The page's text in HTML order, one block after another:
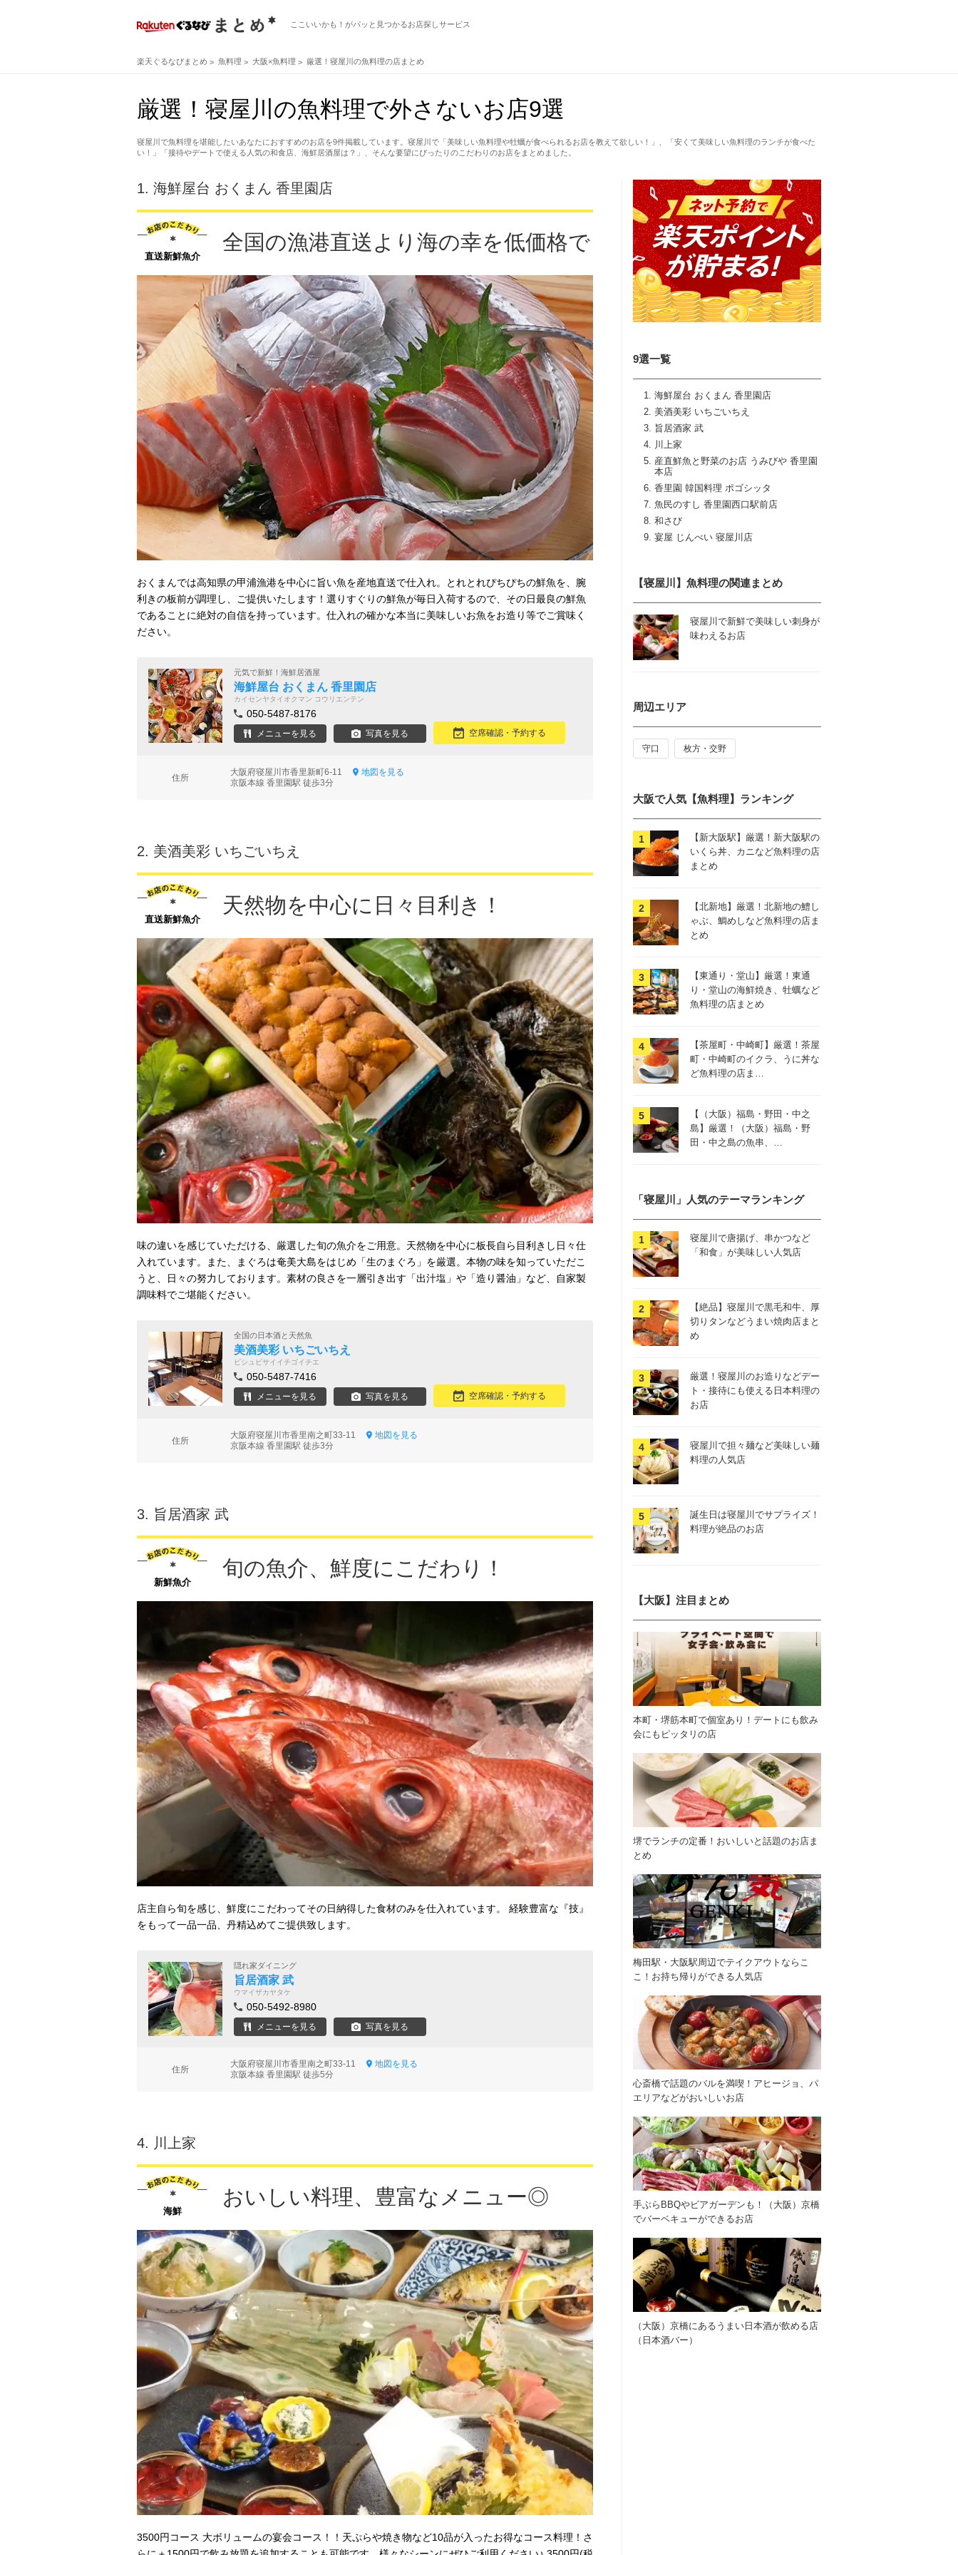
ここいいかも！がパッと見つかるお店探しサービス
楽天ぐるなびまとめ 魚料理 大阪×魚料理 厳選！寝屋川の魚料理の店まとめ
厳選！寝屋川の魚料理で外さないお店9選
寝屋川で魚料理を堪能したいあなたにおすすめのお店を9件掲載しています。寝屋川で「美味しい魚料理や牡蠣が食べられるお店を教えて欲しい！」、「安くて美味しい魚料理のランチが食べた
い！」「接待やデートで使える人気の和食店、海鮮居酒屋は？」、そんな要望にぴったりのこだわりのお店をまとめました。
9選一覧
海鮮屋台 おくまん 香里園店
美酒美彩 いちごいちえ
旨居酒家 武
川上家
産直鮮魚と野菜のお店 うみびや 香里園
本店
香里園 韓国料理 ポゴシッタ
魚民のすし 香里園西口駅前店
和さび
宴屋 じんべい 寝屋川店
1. 海鮮屋台 おくまん 香里園店
直送新鮮魚介
全国の漁港直送より海の幸を低価格で
おくまんでは高知県の甲浦漁港を中心に旨い魚を産地直送で仕入れ。とれとれぴちぴちの鮮魚を、腕
利きの板前が調理し、ご提供いたします！選りすぐりの鮮魚が毎日入荷するので、その日最良の鮮魚
であることに絶対の自信を持っています。仕入れの確かな本当に美味しいお魚をお造り等でご賞味く
ださい。
元気で新鮮！海鮮居酒屋
海鮮屋台 おくまん 香里園店
カイセンヤタイオクマン コウリエンテン
050-5487-8176
メニューを見る 写真を見る 空席確認・予約する
住所
大阪府寝屋川市香里新町6-11
地図を見る
京阪本線 香里園駅 徒歩3分
2. 美酒美彩 いちごいちえ
直送新鮮魚介
天然物を中心に日々目利き！
味の違いを感じていただける、厳選した旬の魚介をご用意。天然物を中心に板長自ら目利きし日々仕
入れています。また、まぐろは奄美大島をはじめ「生のまぐろ」を厳選。本物の味を知っていただこ
うと、日々の努力しております。素材の良さを一層引き出す「出汁塩」や「造り醤油」など、自家製
調味料でご堪能ください。
全国の日本酒と天然魚
美酒美彩 いちごいちえ
ビシュビサイイチゴイチエ
050-5487-7416
メニューを見る 写真を見る 空席確認・予約する
住所
大阪府寝屋川市香里南之町33-11
地図を見る
京阪本線 香里園駅 徒歩3分
3. 旨居酒家 武
新鮮魚介
旬の魚介、鮮度にこだわり！
店主自ら旬を感じ、鮮度にこだわってその日納得した食材のみを仕入れています。 経験豊富な『技』
をもって一品一品、丹精込めてご提供致します。
隠れ家ダイニング
旨居酒家 武
ウマイザカヤタケ
050-5492-8980
メニューを見る 写真を見る
住所
大阪府寝屋川市香里南之町33-11
地図を見る
京阪本線 香里園駅 徒歩5分
4. 川上家
海鮮
おいしい料理、豊富なメニュー◎
3500円コース 大ボリュームの宴会コース！！天ぷらや焼き物など10品が入ったお得なコース料理！さ
【寝屋川】魚料理の関連まとめ
寝屋川で新鮮で美味しい刺身が
味わえるお店
周辺エリア
守口 枚方・交野
大阪で人気【魚料理】ランキング
【新大阪駅】厳選！新大阪駅の
いくら丼、カニなど魚料理の店
まとめ
【北新地】厳選！北新地の鱧し
ゃぶ、鯛めしなど魚料理の店ま
とめ
【東通り・堂山】厳選！東通
り・堂山の海鮮焼き、牡蠣など
魚料理の店まとめ
【茶屋町・中崎町】厳選！茶屋
町・中崎町のイクラ、うに丼な
ど魚料理の店ま…
【（大阪）福島・野田・中之
島】厳選！（大阪）福島・野
田・中之島の魚串、…
「寝屋川」人気のテーマランキング
寝屋川で唐揚げ、串かつなど
「和食」が美味しい人気店
【絶品】寝屋川で黒毛和牛、厚
切りタンなどうまい焼肉店まと
め
厳選！寝屋川のお造りなどデー
ト・接待にも使える日本料理の
お店
寝屋川で担々麺など美味しい麺
料理の人気店
誕生日は寝屋川でサプライズ！
料理が絶品のお店
【大阪】注目まとめ
本町・堺筋本町で個室あり！デートにも飲み
会にもピッタリの店
堺でランチの定番！おいしいと話題のお店ま
とめ
梅田駅・大阪駅周辺でテイクアウトならこ
こ！お持ち帰りができる人気店
心斎橋で話題のバルを満喫！アヒージョ、パ
エリアなどがおいしいお店
手ぶらBBQやビアガーデンも！（大阪）京橋
でバーベキューができるお店
（大阪）京橋にあるうまい日本酒が飲める店
（日本酒バー）